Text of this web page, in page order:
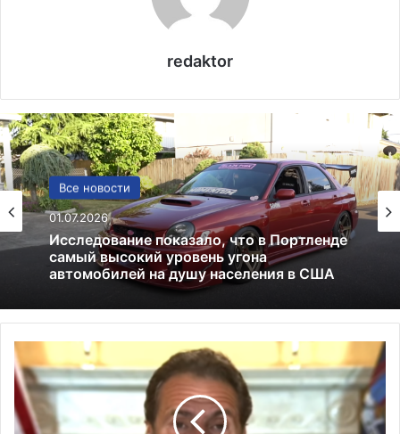
redaktor
Все новости
01.07.2026
Исследование показало, что в Портленде
самый высокий уровень угона
автомобилей на душу населения в США
США
13.06.2025
Америка имеет огромный избыток сыра
Г
у
б
е
р